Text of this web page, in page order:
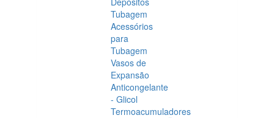
Tubagem
Acessórios
para
Tubagem
Vasos de
Expansão
Anticongelante
- Glicol
Termoacumuladores